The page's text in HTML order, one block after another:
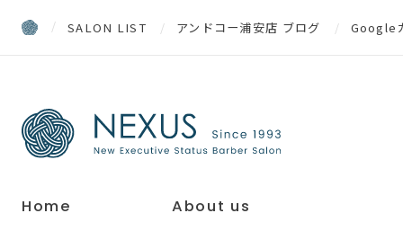
SALON LIST アンドコー浦安店 ブログ Google
Home
About us